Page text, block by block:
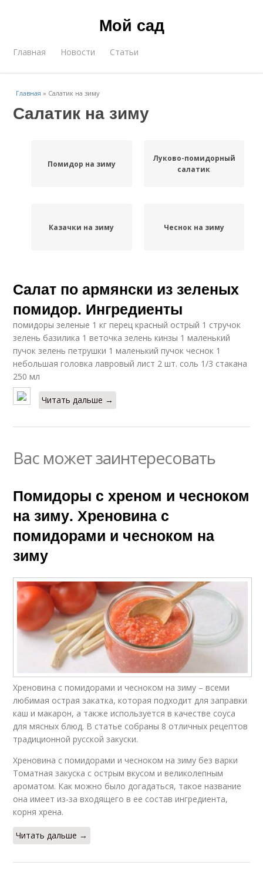
Мой сад
Главная Новости Статьи
Главная » Салатик на зиму
Салатик на зиму
Помидор на зиму
Луково-помидорный
салатик
Казачки на зиму Чеснок на зиму
Салат по армянски из зеленых
помидор. Ингредиенты
помидоры зеленые 1 кг перец красный острый 1 стручок
зелень базилика 1 веточка зелень кинзы 1 маленький
пучок зелень петрушки 1 маленький пучок чеснок 1
небольшая головка лавровый лист 2 шт. соль 1/3 стакана
250 мл
Читать дальше →
Вас может заинтересовать
Помидоры с хреном и чесноком
на зиму. Хреновина с
помидорами и чесноком на
зиму
Хреновина с помидорами и чесноком на зиму – всеми
любимая острая закатка, которая подходит для заправки
каш и макарон, а также используется в качестве соуса
для мясных блюд. В статье собраны 8 отличных рецептов
традиционной русской закуски.
Хреновина с помидорами и чесноком на зиму без варки
Томатная закуска с острым вкусом и великолепным
ароматом. Как можно было догадаться, такое название
она имеет из-за входящего в ее состав ингредиента,
корня хрена.
Читать дальше →